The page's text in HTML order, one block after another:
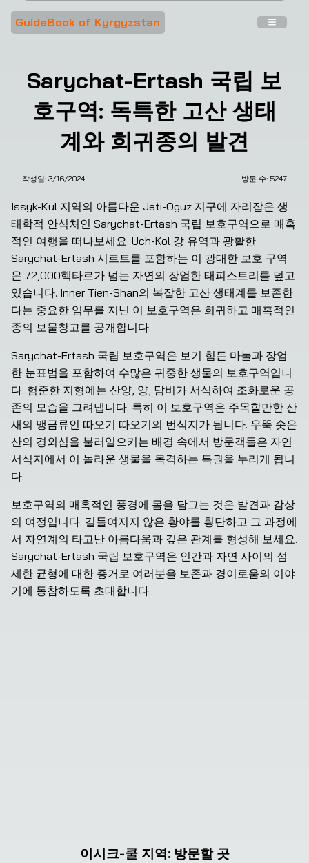
GuideBook of Kyrgyzstan
Sarychat-Ertash 국립 보
호구역: 독특한 고산 생태
계와 희귀종의 발견
작성일: 3/16/2024 방문 수: 5247
Issyk-Kul 지역의 아름다운 Jeti-Oguz 지구에 자리잡은 생
태학적 안식처인 Sarychat-Ertash 국립 보호구역으로 매혹
적인 여행을 떠나보세요. Uch-Kol 강 유역과 광활한
Sarychat-Ertash 시르트를 포함하는 이 광대한 보호 구역
은 72,000헥타르가 넘는 자연의 장엄한 태피스트리를 덮고
있습니다. Inner Tien-Shan의 복잡한 고산 생태계를 보존한
다는 중요한 임무를 지닌 이 보호구역은 희귀하고 매혹적인
종의 보물창고를 공개합니다.
Sarychat-Ertash 국립 보호구역은 보기 힘든 마눌과 장엄
한 눈표범을 포함하여 수많은 귀중한 생물의 보호구역입니
다. 험준한 지형에는 산양, 양, 담비가 서식하여 조화로운 공
존의 모습을 그려냅니다. 특히 이 보호구역은 주목할만한 산
새의 맹금류인 따오기 따오기의 번식지가 됩니다. 우뚝 솟은
산의 경외심을 불러일으키는 배경 속에서 방문객들은 자연
서식지에서 이 놀라운 생물을 목격하는 특권을 누리게 됩니
다.
보호구역의 매혹적인 풍경에 몸을 담그는 것은 발견과 감상
의 여정입니다. 길들여지지 않은 황야를 횡단하고 그 과정에
서 자연계의 타고난 아름다움과 깊은 관계를 형성해 보세요.
Sarychat-Ertash 국립 보호구역은 인간과 자연 사이의 섬
세한 균형에 대한 증거로 여러분을 보존과 경이로움의 이야
기에 동참하도록 초대합니다.
이시크-쿨 지역: 방문할 곳